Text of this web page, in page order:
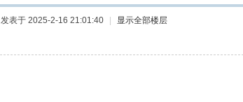
发表于 2025-2-16 21:01:40 显示全部楼层